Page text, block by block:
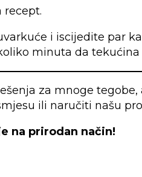
recept.
i iscijedite par
minuta da
za mnoge
ili naručiti našu
na prirodan način!